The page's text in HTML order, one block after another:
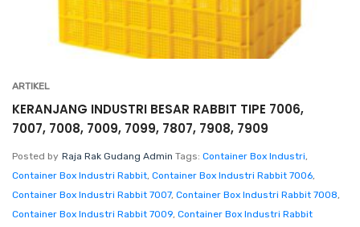
ARTIKEL
KERANJANG INDUSTRI BESAR RABBIT TIPE 7006,
7007, 7008, 7009, 7099, 7807, 7908, 7909
Posted by Raja Rak Gudang Admin Tags: Container Box Industri,
Container Box Industri Rabbit, Container Box Industri Rabbit 7006,
Container Box Industri Rabbit 7007, Container Box Industri Rabbit 7008,
Container Box Industri Rabbit 7009, Container Box Industri Rabbit